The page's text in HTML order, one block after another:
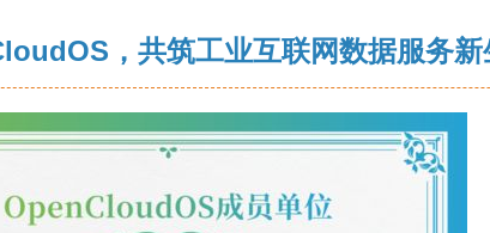
，共筑工业互联网数据服务新